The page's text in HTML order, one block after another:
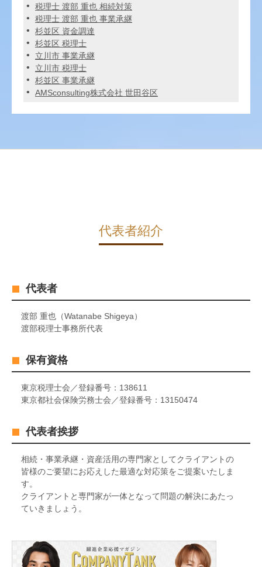
税理士 渡部 重也 相続対策
税理士 渡部 重也 事業承継
杉並区 資金調達
杉並区 税理士
立川市 事業承継
立川市 税理士
杉並区 事業承継
AMSconsulting株式会社 世田谷区
代表者紹介
代表者
渡部 重也（Watanabe Shigeya）
渡部税理士事務所代表
保有資格
東京税理士会／登録番号：138611
東京都社会保険労務士会／登録番号：13150474
代表者挨拶
相続・事業承継・資産活用の専門家としてクライアントの
皆様のご要望にお応えした最適な対応策をご提案いたしま
す。
クライアントと専門家が一体となって問題の解決にあたっ
ていきましょう。